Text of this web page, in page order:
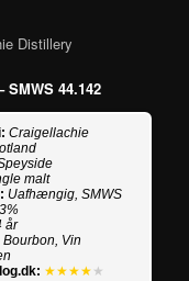
Distillery
SMWS 44.142
Craigellachie
malt
Uafhængig, SMWS
år
Bourbon, Vin
★★★★ ★